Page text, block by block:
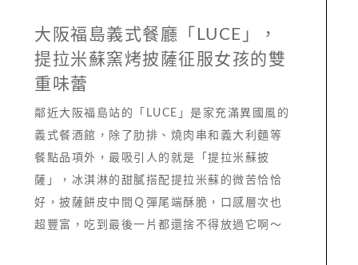
大阪福島義式餐廳「LUCE」，
提拉米蘇窯烤披薩征服女孩的雙
重味蕾
鄰近大阪福島站的「LUCE」是家充滿異國風的
義式餐酒館，除了肋排、燒肉串和義大利麵等
餐點品項外，最吸引人的就是「提拉米蘇披
薩」，冰淇淋的甜膩搭配提拉米蘇的微苦恰恰
好，披薩餅皮中間Ｑ彈尾端酥脆，口感層次也
超豐富，吃到最後一片都還捨不得放過它啊～